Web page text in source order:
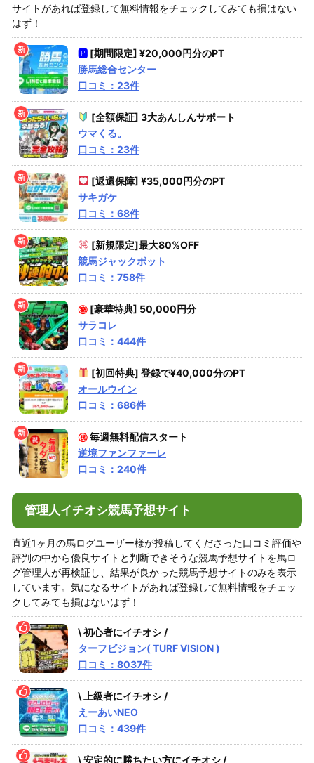
サイトがあれば登録して無料情報をチェックしてみても損はない
はず！
🅿 [期間限定] ¥20,000円分のPT
勝馬総合センター
口コミ：23件
[全額保証] 3大あんしんサポート
ウマくる。
口コミ：23件
[返還保障] ¥35,000円分のPT
サキガケ
口コミ：68件
[新規限定]最大80%OFF
競馬ジャックポット
口コミ：758件
㊙ [豪華特典] 50,000円分
サラコレ
口コミ：444件
[初回特典] 登録で¥40,000分のPT
オールウイン
口コミ：686件
㊗毎週無料配信スタート
逆境ファンファーレ
口コミ：240件
管理人イチオシ競馬予想サイト
直近1ヶ月の馬ログユーザー様が投稿してくださった口コミ評価や
評判の中から優良サイトと判断できそうな競馬予想サイトを馬ロ
グ管理人が再検証し、結果が良かった競馬予想サイトのみを表示
しています。気になるサイトがあれば登録して無料情報をチェッ
クしてみても損はないはず！
\ 初心者にイチオシ /
ターフビジョン( TURF VISION )
口コミ：8037件
\ 上級者にイチオシ /
えーあいNEO
口コミ：439件
\ 安定的に勝ちたい方にイチオシ /